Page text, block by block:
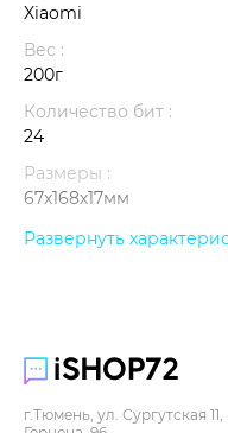
Xiaomi
Вес :
200г
Количество бит :
24
Размеры :
67х168х17мм
Прочее
Развернуть
г.Тюмень, ул. Сургутская